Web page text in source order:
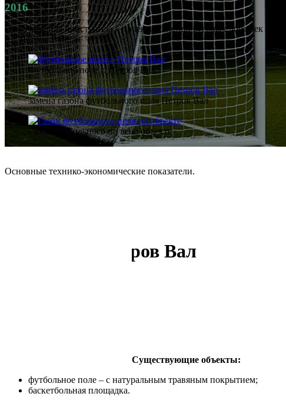
Стадион г. Петров Вал
2016
Наша команда приступила к проектированию беговых дорожек и
в г. Петров Вал.
Футбольное поле г. Петров Вал
замена газона футбольного поля Петров Вал
Газон футбольного поля на объекте
Основные технико-экономические показатели.
Существующие объекты:
футбольное поле – с натуральным травяным покрытием;
баскетбольная площадка.